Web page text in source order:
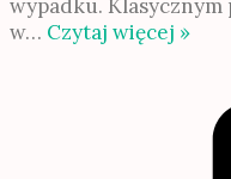
wypadku.
w… Czytaj więcej »